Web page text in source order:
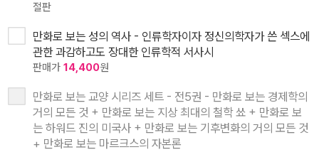
절판
만화로 보는 성의 역사 - 인류학자이자 정신의학자가 쓴 섹스에
관한 과감하고도 장대한 인류학적 서사시
판매가 14,400원
만화로 보는 교양 시리즈 세트 - 전5권 - 만화로 보는 경제학의
거의 모든 것 + 만화로 보는 지상 최대의 철학 쑈 + 만화로 보
는 하워드 진의 미국사 + 만화로 보는 기후변화의 거의 모든 것
+ 만화로 보는 마르크스의 자본론